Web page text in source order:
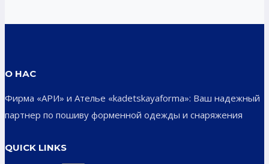
О НАС
Фирма «АРИ» и Ателье «kadetskayaforma»: Ваш надежный
партнер по пошиву форменной одежды и снаряжения
QUICK LINKS